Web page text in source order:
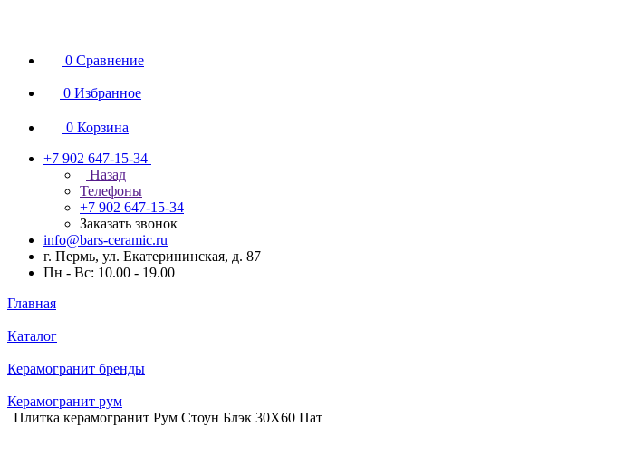
0 Сравнение
0 Избранное
0 Корзина
+7 902 647-15-34
Назад
Телефоны
+7 902 647-15-34
Заказать звонок
info@bars-ceramic.ru
г. Пермь, ул. Екатерининская, д. 87
Пн - Вс: 10.00 - 19.00
Главная
Каталог
Керамогранит бренды
Керамогранит рум
Плитка керамогранит Рум Стоун Блэк 30X60 Пат